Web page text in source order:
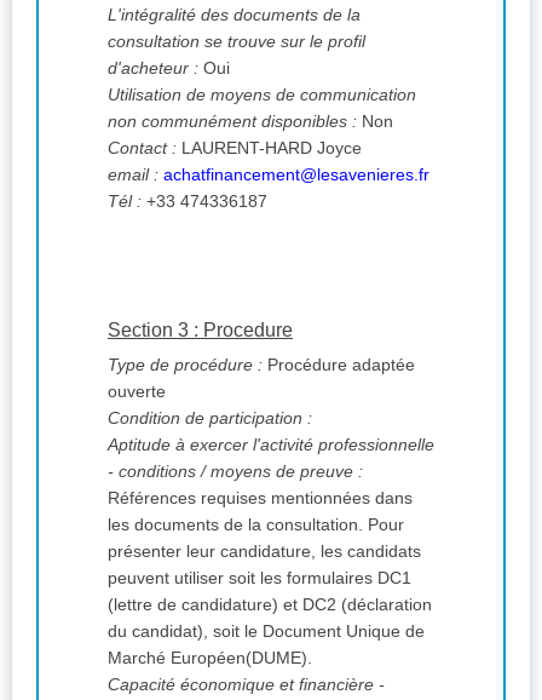
L'intégralité des documents de la
consultation se trouve sur le profil
d'acheteur : Oui
Utilisation de moyens de communication
non communément disponibles : Non
Contact : LAURENT-HARD Joyce
email : achatfinancement@lesavenieres.fr
Tél : +33 474336187
Section 3 : Procedure
Type de procédure : Procédure adaptée
ouverte
Condition de participation :
Aptitude à exercer l'activité professionnelle
- conditions / moyens de preuve :
Références requises mentionnées dans
les documents de la consultation. Pour
présenter leur candidature, les candidats
peuvent utiliser soit les formulaires DC1
(lettre de candidature) et DC2 (déclaration
du candidat), soit le Document Unique de
Marché Européen(DUME).
Capacité économique et financière -